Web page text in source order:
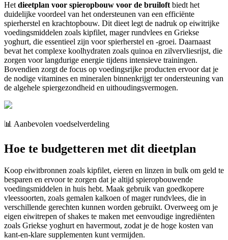
Het dieetplan voor spieropbouw voor de bruiloft biedt het
duidelijke voordeel van het ondersteunen van een efficiënte
spierherstel en krachtopbouw. Dit dieet legt de nadruk op eiwitrijke
voedingsmiddelen zoals kipfilet, mager rundvlees en Griekse
yoghurt, die essentieel zijn voor spierherstel en -groei. Daarnaast
bevat het complexe koolhydraten zoals quinoa en zilvervliesrijst, die
zorgen voor langdurige energie tijdens intensieve trainingen.
Bovendien zorgt de focus op voedingsrijke producten ervoor dat je
de nodige vitamines en mineralen binnenkrijgt ter ondersteuning van
de algehele spiergezondheid en uithoudingsvermogen.
📊 Aanbevolen voedselverdeling
Hoe te budgetteren met dit dieetplan
Koop eiwitbronnen zoals kipfilet, eieren en linzen in bulk om geld te
besparen en ervoor te zorgen dat je altijd spieropbouwende
voedingsmiddelen in huis hebt. Maak gebruik van goedkopere
vleessoorten, zoals gemalen kalkoen of mager rundvlees, die in
verschillende gerechten kunnen worden gebruikt. Overweeg om je
eigen eiwitrepen of shakes te maken met eenvoudige ingrediënten
zoals Griekse yoghurt en havermout, zodat je de hoge kosten van
kant-en-klare supplementen kunt vermijden.